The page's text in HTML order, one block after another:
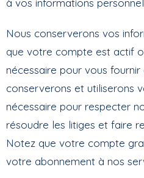
à vos informations
Nous conserverons vos
que votre compte est actif
nécessaire pour vous
conserverons et utiliserons
nécessaire pour respecter
résoudre les litiges et faire
Notez que votre compte
votre abonnement à nos